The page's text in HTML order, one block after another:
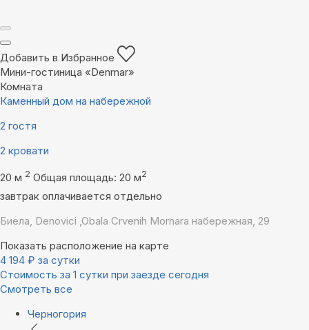
Добавить в Избранное
Мини-гостиница «Denmar»
Комната
Каменный дом на набережной
2 гостя
2 кровати
20 м 2 Общая площадь: 20 м2
завтрак оплачивается отдельно
Биела, Denovici ,Obala Crvenih Mornara набережная, 29
Показать расположение на карте
4 194 ₽ за сутки
Стоимость за 1 сутки при заезде сегодня
Смотреть все
Черногория